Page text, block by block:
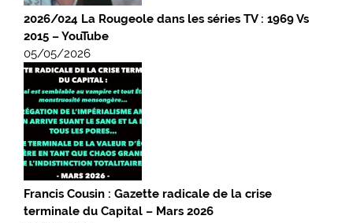
2026/024 La Rougeole dans les séries TV : 1969 Vs
2015 – YouTube
05/05/2026
Francis Cousin : Gazette radicale de la crise
terminale du Capital – Mars 2026